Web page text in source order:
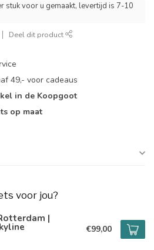
stuk voor u gemaakt, levertijd is 7-10
Deel dit product
49,- voor cadeaus
in de Koopgoot
op maat
voor jou?
|
€99,00